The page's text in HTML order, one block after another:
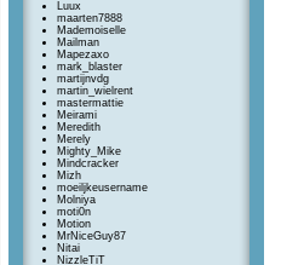
Luux
maarten7888
Mademoiselle
Mailman
Mapezaxo
mark_blaster
martijnvdg
martin_wielrent
mastermattie
Meirami
Meredith
Merely
Mighty_Mike
Mindcracker
Mizh
moeiljkeusername
Molniya
moti0n
Motion
MrNiceGuy87
Nitai
NizzleTiT